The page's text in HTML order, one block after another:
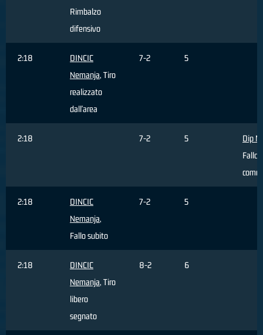
Rimbalzo
difensivo
2:18
DINCIC
Nemanja, Tiro
realizzato
dall'area
7-2 5
2:18 7-2 5
Dip
Fallo
2:18
DINCIC
Nemanja,
Fallo subito
7-2 5
2:18
DINCIC
Nemanja, Tiro
libero
segnato
8-2 6